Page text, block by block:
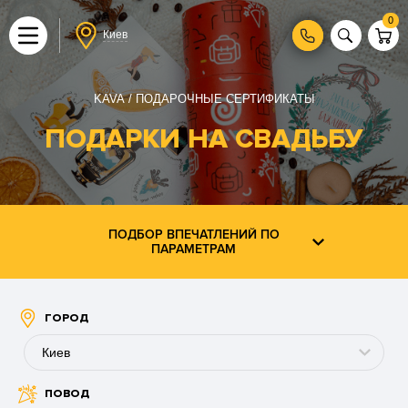
Киев
0
KAVA ПОДАРОЧНЫЕ СЕРТИФИКАТЫ
ПОДАРКИ НА СВАДЬБУ
ПОДБОР ВПЕЧАТЛЕНИЙ ПО
ПАРАМЕТРАМ
ГОРОД
Киев
Буковель
ПОВОД